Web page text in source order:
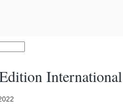
International